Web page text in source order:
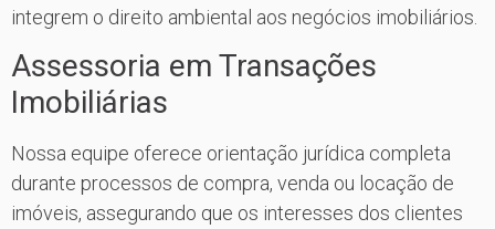
integrem o direito ambiental aos negócios imobiliários.
Assessoria em Transações
Imobiliárias
Nossa equipe oferece orientação jurídica completa
durante processos de compra, venda ou locação de
imóveis, assegurando que os interesses dos clientes